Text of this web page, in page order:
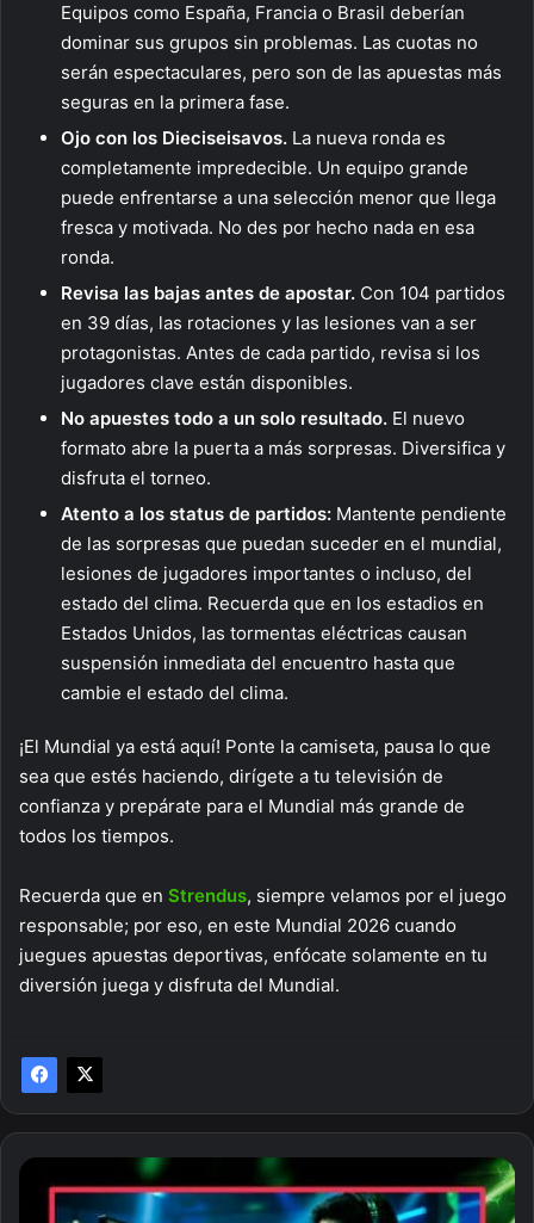
Equipos como España, Francia o Brasil deberían
dominar sus grupos sin problemas. Las cuotas no
serán espectaculares, pero son de las apuestas más
seguras en la primera fase.
Ojo con los Dieciseisavos. La nueva ronda es
completamente impredecible. Un equipo grande
puede enfrentarse a una selección menor que llega
fresca y motivada. No des por hecho nada en esa
ronda.
Revisa las bajas antes de apostar. Con 104 partidos
en 39 días, las rotaciones y las lesiones van a ser
protagonistas. Antes de cada partido, revisa si los
jugadores clave están disponibles.
No apuestes todo a un solo resultado. El nuevo
formato abre la puerta a más sorpresas. Diversifica y
disfruta el torneo.
Atento a los status de partidos: Mantente pendiente
de las sorpresas que puedan suceder en el mundial,
lesiones de jugadores importantes o incluso, del
estado del clima. Recuerda que en los estadios en
Estados Unidos, las tormentas eléctricas causan
suspensión inmediata del encuentro hasta que
cambie el estado del clima.
¡El Mundial ya está aquí! Ponte la camiseta, pausa lo que
sea que estés haciendo, dirígete a tu televisión de
confianza y prepárate para el Mundial más grande de
todos los tiempos.
Recuerda que en Strendus, siempre velamos por el juego
responsable; por eso, en este Mundial 2026 cuando
juegues apuestas deportivas, enfócate solamente en tu
diversión juega y disfruta del Mundial.
Overwatch
World